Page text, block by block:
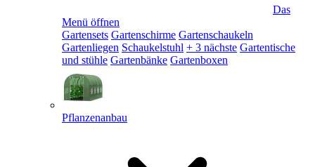
Das
Menü öffnen
Gartensets Gartenschirme Gartenschaukeln
Gartenliegen Schaukelstuhl + 3 nächste Gartentische
und stühle Gartenbänke Gartenboxen
Pflanzenanbau